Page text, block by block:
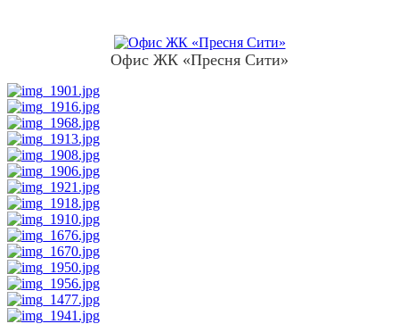
Офис ЖК «Пресня Сити»